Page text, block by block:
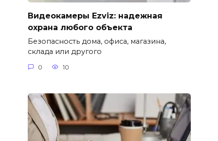
Видеокамеры Ezviz: надежная
охрана любого объекта
Безопасность дома, офиса, магазина,
склада или другого
0 10